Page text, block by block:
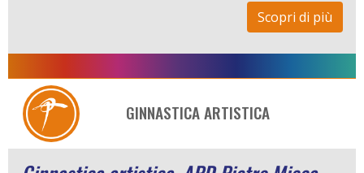
Scopri di più
GINNASTICA ARTISTICA